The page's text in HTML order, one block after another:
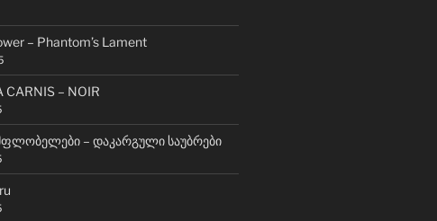
– Phantom’s Lament
CARNIS – NOIR
– დაკარგული საუბრები